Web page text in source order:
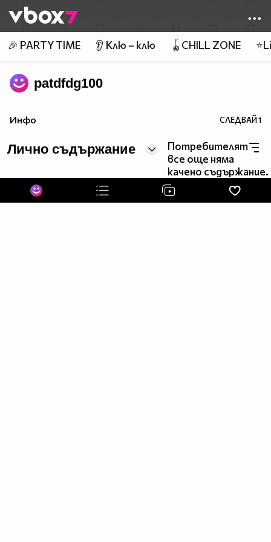
👾
🎉 PARTY TIME 👂 Клю – клю 🪀CHILL ZONE
patdfdg100
Инфо СЛЕДВАЙ1
Лично съдържание
Потребителят
все още няма
качено съдържание.